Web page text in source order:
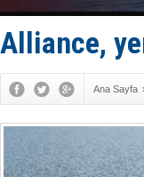
Alliance,
Ana Sayfa